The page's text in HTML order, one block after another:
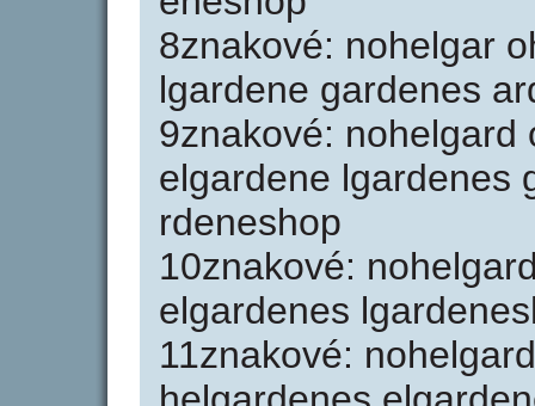
8znakové: nohelgar
lgardene gardenes
9znakové: nohelgard
elgardene lgardenes
rdeneshop
10znakové:
elgardenes
11znakové: